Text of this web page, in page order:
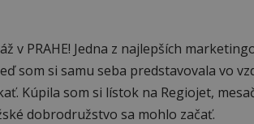
v PRAHE! Jedna z najlepších
som si samu seba predstavovala vo
Kúpila som si lístok na Regiojet,
dobrodružstvo sa mohlo začať.